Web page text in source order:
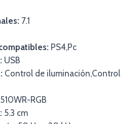
7.1
PS4,Pc
USB
Control de iluminación,Control
RGB
5.3 cm